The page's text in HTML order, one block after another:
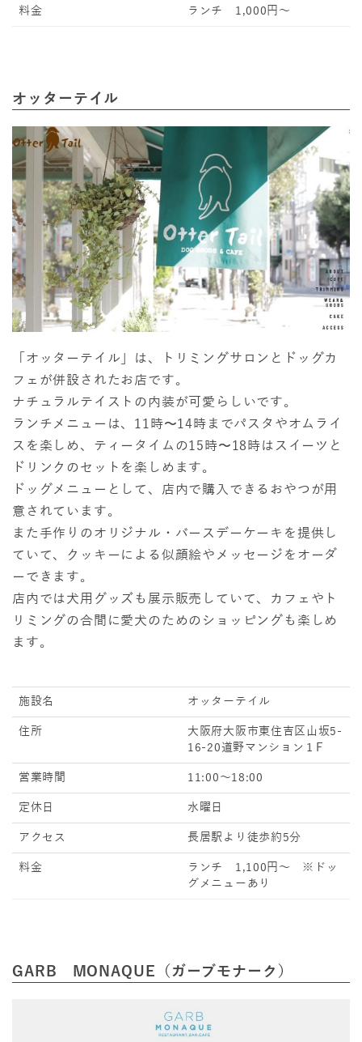
料金 ランチ 1,000円～
オッターテイル
「オッターテイル」は、トリミングサロンとドッグカ
フェが併設されたお店です。
ナチュラルテイストの内装が可愛らしいです。
ランチメニューは、11時〜14時までパスタやオムライ
スを楽しめ、ティータイムの15時〜18時はスイーツと
ドリンクのセットを楽しめます。
ドッグメニューとして、店内で購入できるおやつが用
意されています。
また手作りのオリジナル・バースデーケーキを提供し
ていて、クッキーによる似顔絵やメッセージをオーダ
ーできます。
店内では犬用グッズも展示販売していて、カフェやト
リミングの合間に愛犬のためのショッピングも楽しめ
ます。
施設名 オッターテイル
住所
大阪府大阪市東住吉区山坂5-
16-20道野マンション１F
営業時間 11:00～18:00
定休日 水曜日
アクセス 長居駅より徒歩約5分
料金
ランチ 1,100円～ ※ドッ
グメニューあり
GARB MONAQUE（ガーブモナーク）